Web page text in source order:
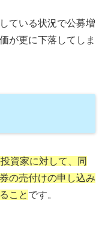
ている状況で公募増
が更に下落してしま
資家に対して、同
の売付けの申し込み
こと です。